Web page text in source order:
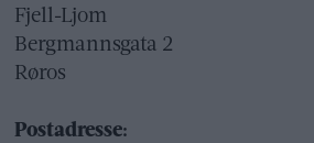
Fjell-Ljom
Bergmannsgata 2
Røros
Postadresse: